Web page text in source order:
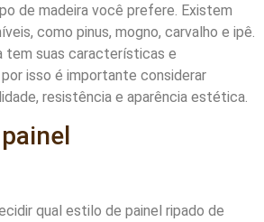
de madeira você prefere. Existem
como pinus, mogno, carvalho e ipê.
tem suas características e
isso é importante considerar
resistência e aparência estética.
qual estilo de painel ripado de